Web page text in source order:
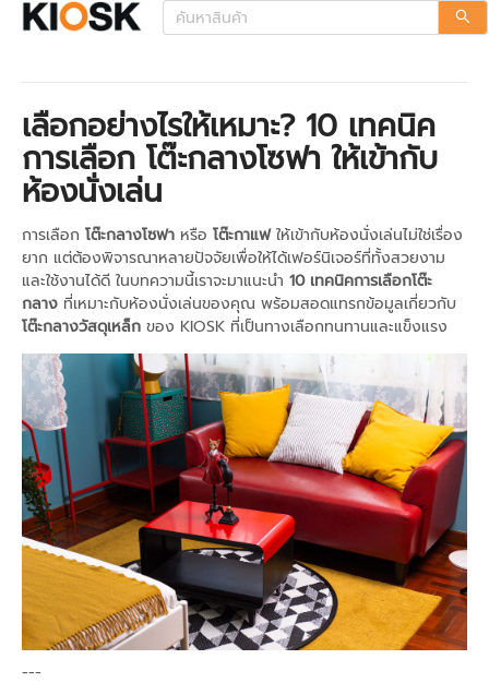
เลือกอย่างไรให้เหมาะ? 10 เทคนิค
การเลือก โต๊ะกลางโซฟา ให้เข้ากับ
ห้องนั่งเล่น
การเลือก โต๊ะกลางโซฟา หรือ โต๊ะกาแฟให้เข้ากับห้องนั่งเล่นไม่ใช่เรื่อง
ยาก แต่ต้องพิจารณาหลายปัจจัยเพื่อให้ได้เฟอร์นิเจอร์ที่ทั้งสวยงาม
และใช้งานได้ดี ในบทความนี้เราจะมาแนะนำ 10 เทคนิคการเลือกโต๊ะ
กลาง ที่เหมาะกับห้องนั่งเล่นของคุณ พร้อมสอดแทรกข้อมูลเกี่ยวกับ
โต๊ะกลางวัสดุเหล็ก ของ KIOSK ที่เป็นทางเลือกทนทานและแข็งแรง
---